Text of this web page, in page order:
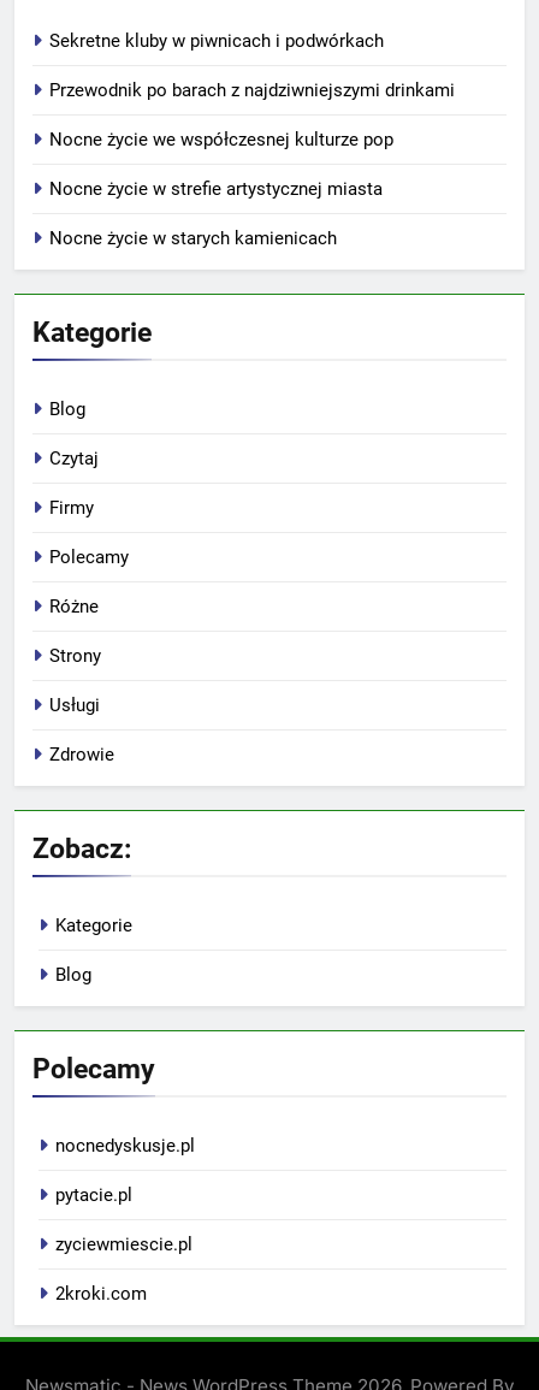
Sekretne kluby w piwnicach i podwórkach
Przewodnik po barach z najdziwniejszymi drinkami
Nocne życie we współczesnej kulturze pop
Nocne życie w strefie artystycznej miasta
Nocne życie w starych kamienicach
Kategorie
Blog
Czytaj
Firmy
Polecamy
Różne
Strony
Usługi
Zdrowie
Zobacz:
Kategorie
Blog
Polecamy
nocnedyskusje.pl
pytacie.pl
zyciewmiescie.pl
2kroki.com